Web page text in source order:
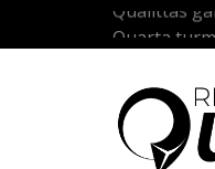
24 anos de
Quarta
acadêmica